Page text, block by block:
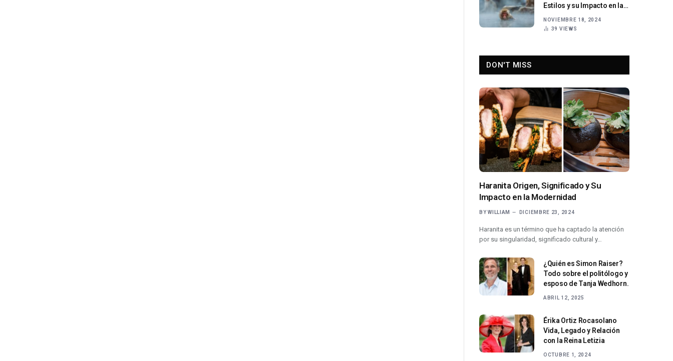
Estilos y su Impacto en la
NOVIEMBRE 18, 2024
39 VIEWS
DON'T MISS
Haranita Origen, Significado y Su
Impacto en la Modernidad
BY WILLIAM DICIEMBRE 23, 2024
Haranita es un término que ha captado la atención
por su singularidad, significado cultural y…
¿Quién es Simon Raiser?
Todo sobre el politólogo y
esposo de Tanja Wedhorn.
ABRIL 12, 2025
Érika Ortiz Rocasolano
Vida, Legado y Relación
con la Reina Letizia
OCTUBRE 1, 2024